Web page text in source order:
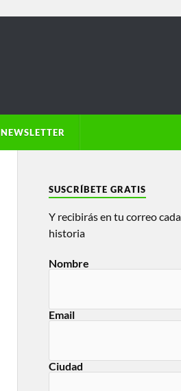
NEWSLETTER
SUSCRÍBETE GRATIS
Y recibirás en tu correo
historia
Nombre
Email
Ciudad